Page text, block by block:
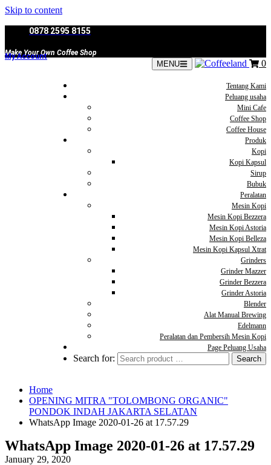
Skip to content
0878 2595 8155
Make Your Own Coffee Shop
My Account
MENU 0
Tentang Kami
Peluang usaha
Mini Cafe
Coffee Shop
Coffee House
Produk
Kopi
Kopi Kapsul
Sirup
Bubuk
Peralatan
Mesin Kopi
Mesin Kopi Bezzera
Mesin Kopi Astoria
Mesin Kopi Belleza
Mesin Kopi Kapsul Xtrat
Grinders
Grinder Mazzer
Grinder Bezzera
Grinder Astoria
Blender
Alat Manual Brewing
Edelmann
Peralatan dan Pembersih Mesin Kopi
Page Peluang Usaha
Search for:
Home
OPENING MITRA "TOLOMBONG ORGANIC"
PONDOK INDAH JAKARTA SELATAN
WhatsApp Image 2020-01-26 at 17.57.29
WhatsApp Image 2020-01-26 at 17.57.29
January 29, 2020